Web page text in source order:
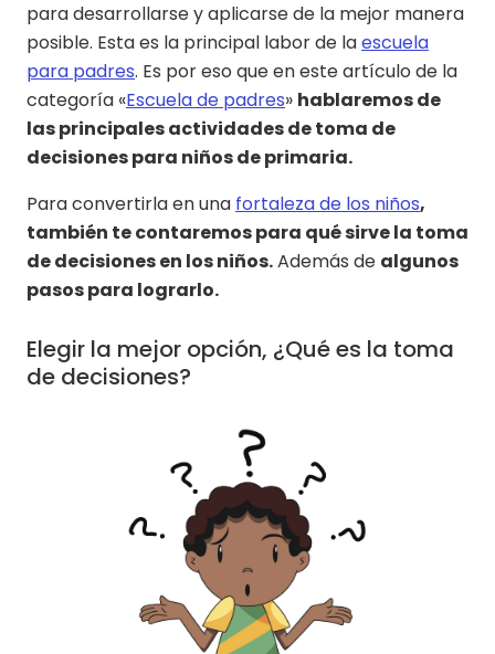
para desarrollarse y aplicarse de la mejor manera
posible. Esta es la principal labor de laescuela
para padres. Es por eso que en este artículo de la
categoría «Escuela de padres» hablaremos de
las principales actividades de toma de
decisiones para niños de primaria.
Para convertirla en una fortaleza de los niños,
también te contaremos para qué sirve la toma
de decisiones en los niños.Además de algunos
pasos para lograrlo.
Elegir la mejor opción, ¿Qué es la toma
de decisiones?